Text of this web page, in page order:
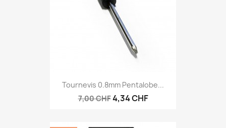
Tournevis 0.8mm Pentalobe...
7,00 CHF4,34 CHF